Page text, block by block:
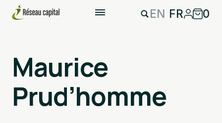
EN FR 0
Maurice
Prud’homme